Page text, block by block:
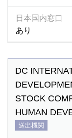
日本国内窓口
あり
DC
STOCK
HUMAN
送出機関